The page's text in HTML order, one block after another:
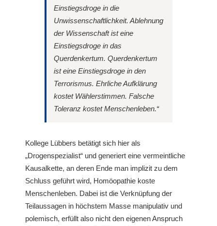
Einstiegsdroge in die
Unwissenschaftlichkeit. Ablehnung
der Wissenschaft ist eine
Einstiegsdroge in das
Querdenkertum. Querdenkertum
ist eine Einstiegsdroge in den
Terrorismus. Ehrliche Aufklärung
kostet Wählerstimmen. Falsche
Toleranz kostet Menschenleben.“
Kollege Lübbers betätigt sich hier als
„Drogenspezialist“ und generiert eine vermeintliche
Kausalkette, an deren Ende man implizit zu dem
Schluss geführt wird, Homöopathie koste
Menschenleben. Dabei ist die Verknüpfung der
Teilaussagen in höchstem Masse manipulativ und
polemisch, erfüllt also nicht den eigenen Anspruch